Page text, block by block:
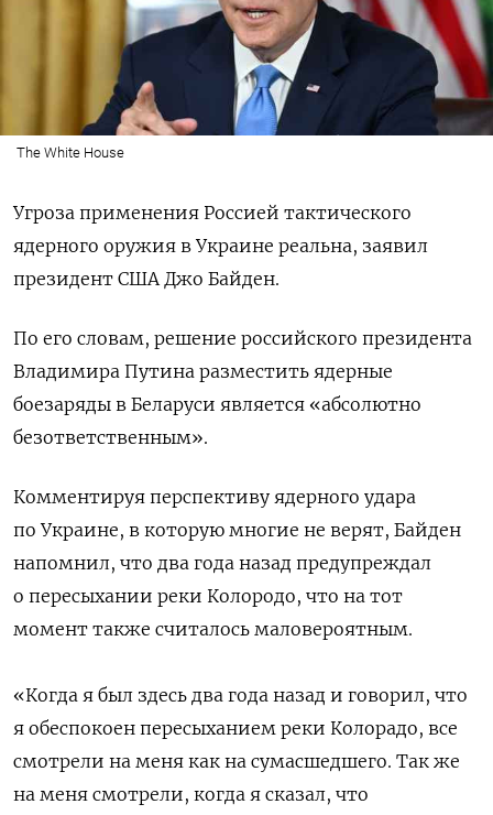
The White House
Угроза применения Россией тактического
ядерного оружия в Украине реальна, заявил
президент США Джо Байден.
По его словам, решение российского президента
Владимира Путина разместить ядерные
боезаряды в Беларуси является «абсолютно
безответственным».
Комментируя перспективу ядерного удара
по Украине, в которую многие не верят, Байден
напомнил, что два года назад предупреждал
о пересыхании реки Колородо, что на тот
момент также считалось маловероятным.
«Когда я был здесь два года назад и говорил, что
я обеспокоен пересыханием реки Колорадо, все
смотрели на меня как на сумасшедшего. Так же
на меня смотрели, когда я сказал, что